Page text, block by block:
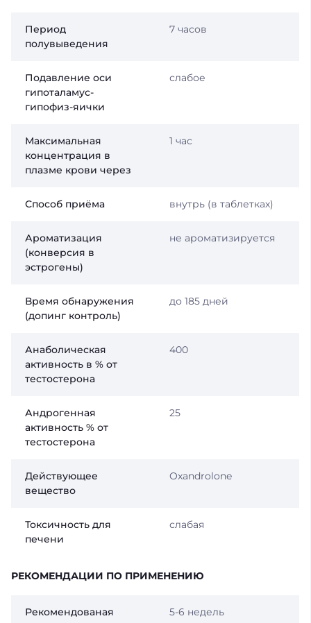
Период
полувыведения
7 часов
Подавление оси
гипоталамус-
гипофиз-яички
слабое
Максимальная
концентрация в
плазме крови через
1 час
Способ приёма внутрь (в таблетках)
Ароматизация
(конверсия в
эстрогены)
не ароматизируется
Время обнаружения
(допинг контроль)
до 185 дней
Анаболическая
активность в % от
тестостерона
400
Андрогенная
активность % от
тестостерона
25
Действующее
вещество
Oxandrolone
Токсичность для
печени
слабая
РЕКОМЕНДАЦИИ ПО ПРИМЕНЕНИЮ
Рекомендованая
5-6 недель